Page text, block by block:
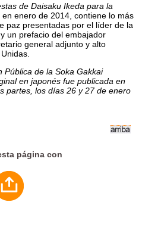
de Daisaku Ikeda para la
en enero de 2014, contiene lo más
paz presentadas por el líder de la
un prefacio del embajador
general adjunto y alto
Pública de la Soka Gakkai
en japonés fue publicada en
partes, los días 26 y 27 de enero
página con